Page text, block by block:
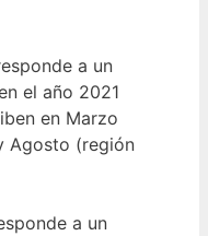
a un
el año 2021
en Marzo
Agosto (región
a un